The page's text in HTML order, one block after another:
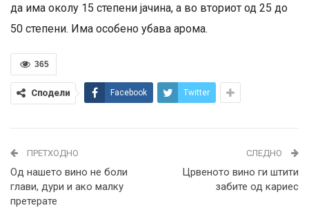
да има околу 15 степени јачина, а во вториот од 25 до
50 степени. Има особено убава арома.
365
Сподели Facebook Twitter
ПРЕТХОДНО
Од нашето вино не боли
глави, дури и ако малку
претерате
СЛЕДНО
Црвеното вино ги штити
забите од кариес